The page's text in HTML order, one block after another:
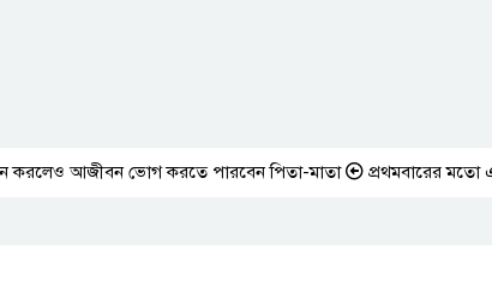
আজীবন ভোগ করতে পারবেন পিতা-মাতা প্রথমবারের মতো